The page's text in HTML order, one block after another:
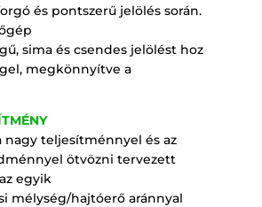
és pontszerű jelölés során.
sima és csendes jelölést hoz
megkönnyítve a
nagy teljesítménnyel és az
ötvözni tervezett
egyik
mélység/hajtóerő aránnyal